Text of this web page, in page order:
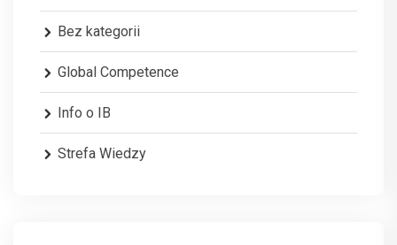
Bez kategorii
Global Competence
Info o IB
Strefa Wiedzy